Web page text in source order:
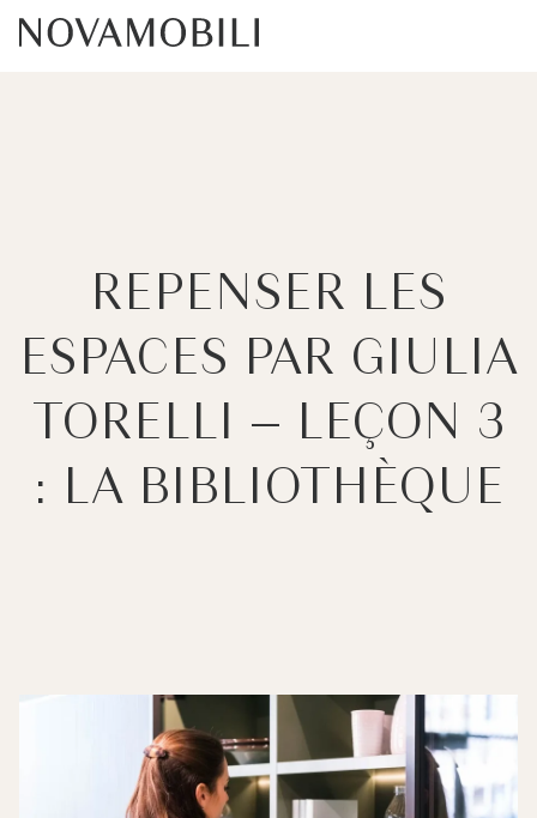
REPENSER LES
ESPACES PAR GIULIA
TORELLI – LEÇON 3
: LA BIBLIOTHÈQUE